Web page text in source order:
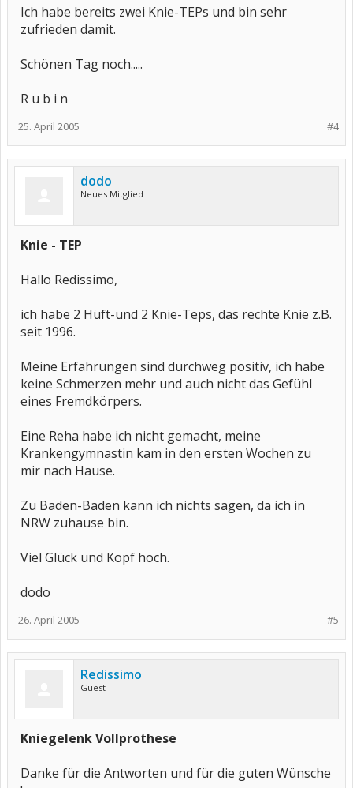
Ich habe bereits zwei Knie-TEPs und bin sehr
zufrieden damit.
Schönen Tag noch.....
R u b i n
#4
25. April 2005
dodo
Neues Mitglied
Knie - TEP
Hallo Redissimo,
ich habe 2 Hüft-und 2 Knie-Teps, das rechte Knie z.B.
seit 1996.
Meine Erfahrungen sind durchweg positiv, ich habe
keine Schmerzen mehr und auch nicht das Gefühl
eines Fremdkörpers.
Eine Reha habe ich nicht gemacht, meine
Krankengymnastin kam in den ersten Wochen zu
mir nach Hause.
Zu Baden-Baden kann ich nichts sagen, da ich in
NRW zuhause bin.
Viel Glück und Kopf hoch.
dodo
#5
26. April 2005
Redissimo
Guest
Kniegelenk Vollprothese
Danke für die Antworten und für die guten Wünsche